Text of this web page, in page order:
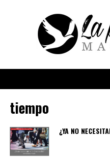
tiempo
¿YA NO